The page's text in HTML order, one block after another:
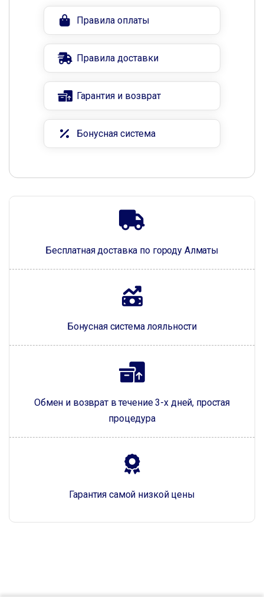
Бесплатная доставка по городу Алматы
Бонусная система лояльности
Обмен и возврат в течение 3-х дней, простая
процедура
Гарантия самой низкой цены
Правила оплаты
Правила доставки
Гарантия и возврат
Бонусная система